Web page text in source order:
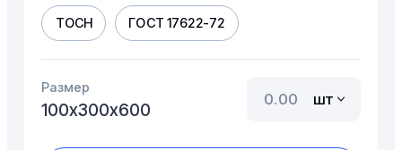
ТОСН ГОСТ 17622-72
Размер
100х300х600
шт